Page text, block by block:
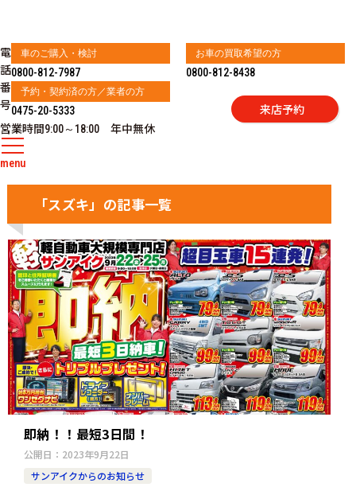
電
話
番
号
車のご購入・検討
0800-812-7987
お車の買取希望の方
0800-812-8438
予約・契約済の方／業者の方
0475-20-5333
営業時間9:00～18:00 年中無休
来店予約
menu
「スズキ」の記事一覧
即納！！最短3日間！
公開日： 2023年9月22日
サンアイクからのお知らせ